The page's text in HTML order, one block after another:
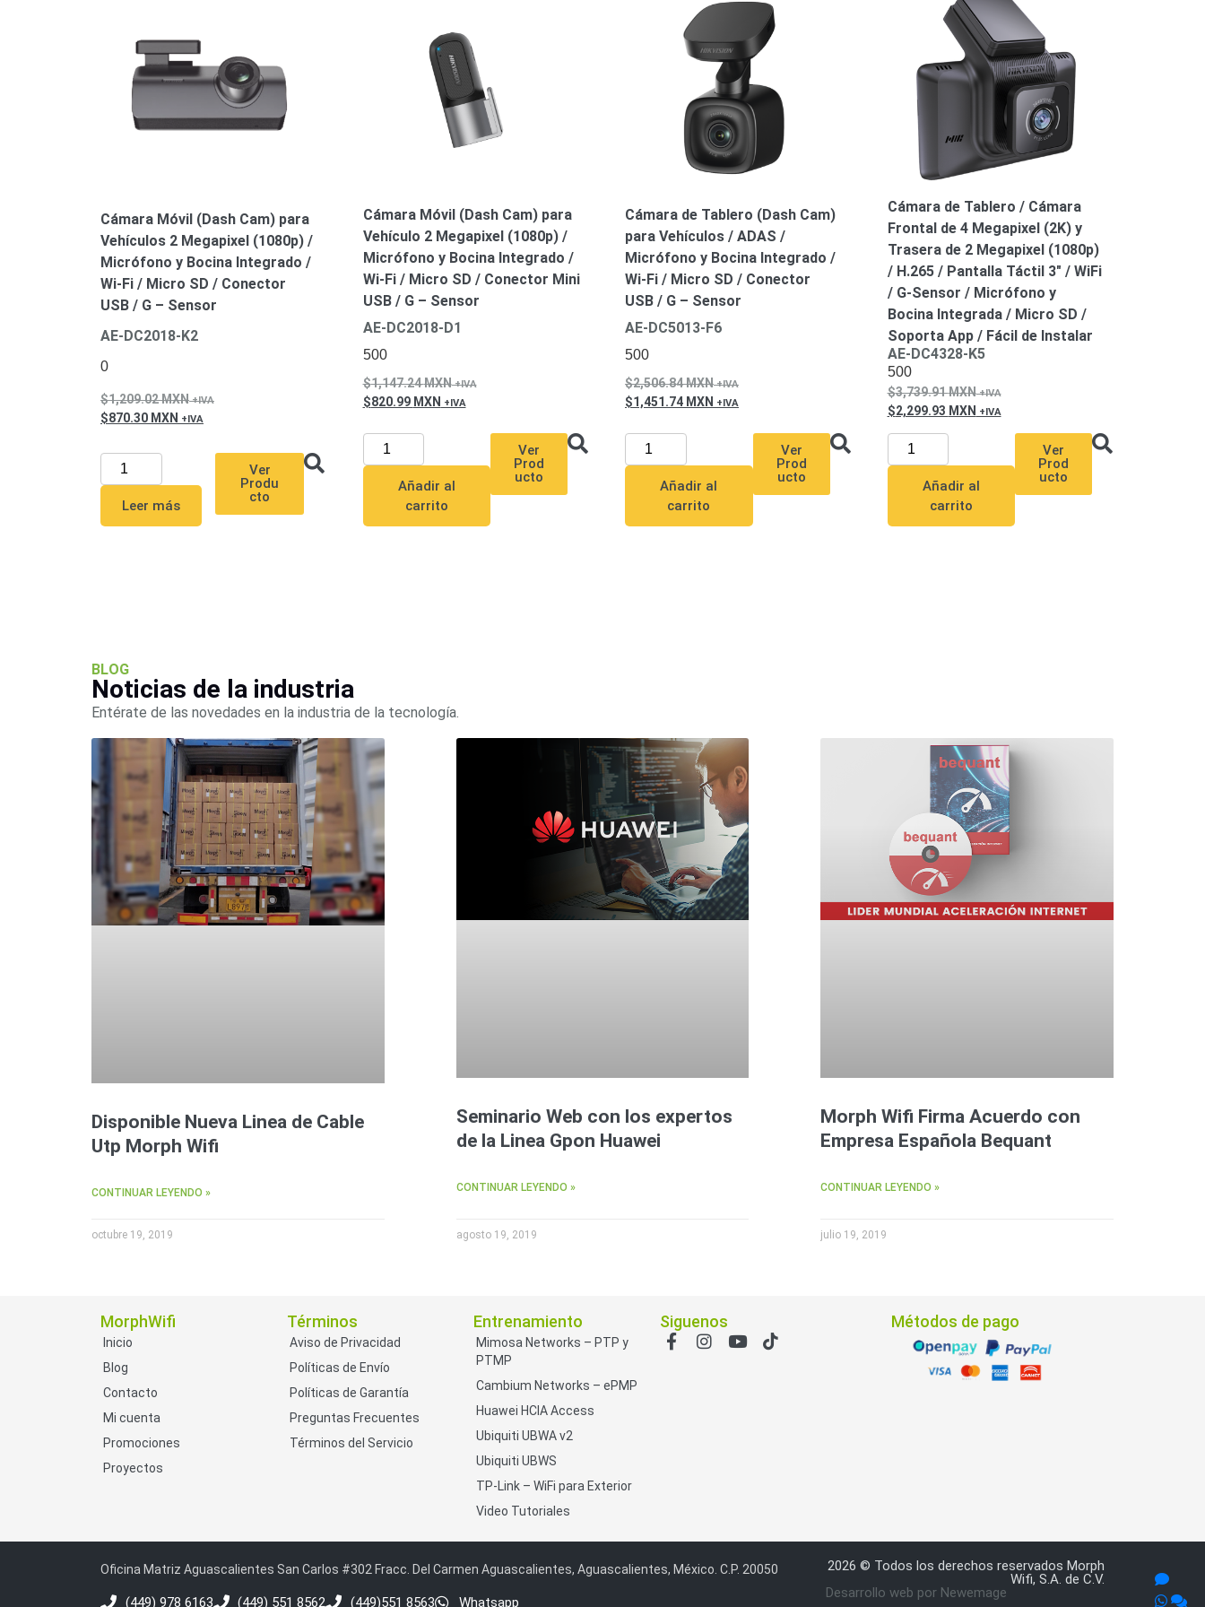
Cámara Móvil (Dash Cam) para
Vehículos 2 Megapixel (1080p) /
Micrófono y Bocina Integrado /
Wi-Fi / Micro SD / Conector
USB / G – Sensor
AE-DC2018-K2
0
1,209.02MXN
870.30 MXN
Leer más
Ver
Produ
cto
Cámara Móvil (Dash Cam) para
Vehículo 2 Megapixel (1080p) /
Micrófono y Bocina Integrado /
Wi-Fi / Micro SD / Conector Mini
USB / G – Sensor
AE-DC2018-D1
500
1,147.24MXN
820.99 MXN
Añadir al
carrito
Ver
Prod
ucto
Cámara de Tablero (Dash Cam)
para Vehículos / ADAS /
Micrófono y Bocina Integrado /
Wi-Fi / Micro SD / Conector
USB / G – Sensor
AE-DC5013-F6
500
2,506.84MXN
1,451.74 MXN
Añadir al
carrito
Ver
Prod
ucto
Cámara de Tablero / Cámara
Frontal de 4 Megapixel (2K) y
Trasera de 2 Megapixel (1080p)
/ H.265 / Pantalla Táctil 3″ / WiFi
/ G-Sensor / Micrófono y
Bocina Integrada / Micro SD /
Soporta App / Fácil de Instalar
AE-DC4328-K5
500
3,739.91MXN
2,299.93 MXN
Añadir al
carrito
Ver
Prod
ucto
BLOG
Noticias de la industria
Entérate de las novedades en la industria de la tecnología.
Disponible Nueva Linea de Cable
Utp Morph Wifi
CONTINUAR LEYENDO »
octubre 19, 2019
Seminario Web con los expertos
de la Linea Gpon Huawei
CONTINUAR LEYENDO »
agosto 19, 2019
Morph Wifi Firma Acuerdo con
Empresa Española Bequant
CONTINUAR LEYENDO »
julio 19, 2019
MorphWifi
Inicio
Blog
Contacto
Mi cuenta
Promociones
Proyectos
Términos
Aviso de Privacidad
Políticas de Envío
Políticas de Garantía
Preguntas Frecuentes
Términos del Servicio
Entrenamiento
Mimosa Networks – PTP y
PTMP
Cambium Networks – ePMP
Huawei HCIA Access
Ubiquiti UBWA v2
Ubiquiti UBWS
TP-Link – WiFi para Exterior
Video Tutoriales
Siguenos Métodos de pago
Oficina Matriz Aguascalientes San Carlos #302 Fracc. Del Carmen Aguascalientes, Aguascalientes, México. C.P. 20050
(449) 978 6163 (449) 551 8562 (449)551 8563 Whatsapp
2026 © Todos los derechos reservados Morph
Wifi, S.A. de C.V.
Desarrollo web por Newemage